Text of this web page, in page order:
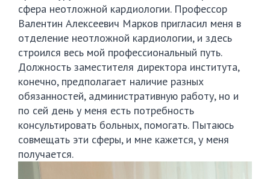
сфера неотложной кардиологии. Профессор
Валентин Алексеевич Марков пригласил меня в
отделение неотложной кардиологии, и здесь
строился весь мой профессиональный путь.
Должность заместителя директора института,
конечно, предполагает наличие разных
обязанностей, административную работу, но и
по сей день у меня есть потребность
консультировать больных, помогать. Пытаюсь
совмещать эти сферы, и мне кажется, у меня
получается.